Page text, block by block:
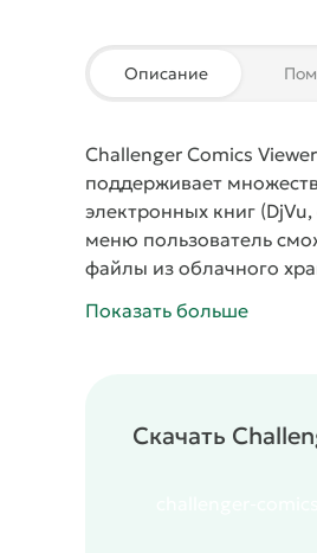
Описание
Challenger Comics Viewer
поддерживает
электронных книг
меню пользователь
файлы из облачного
загрузки страниц.
Показать больше
Скачать